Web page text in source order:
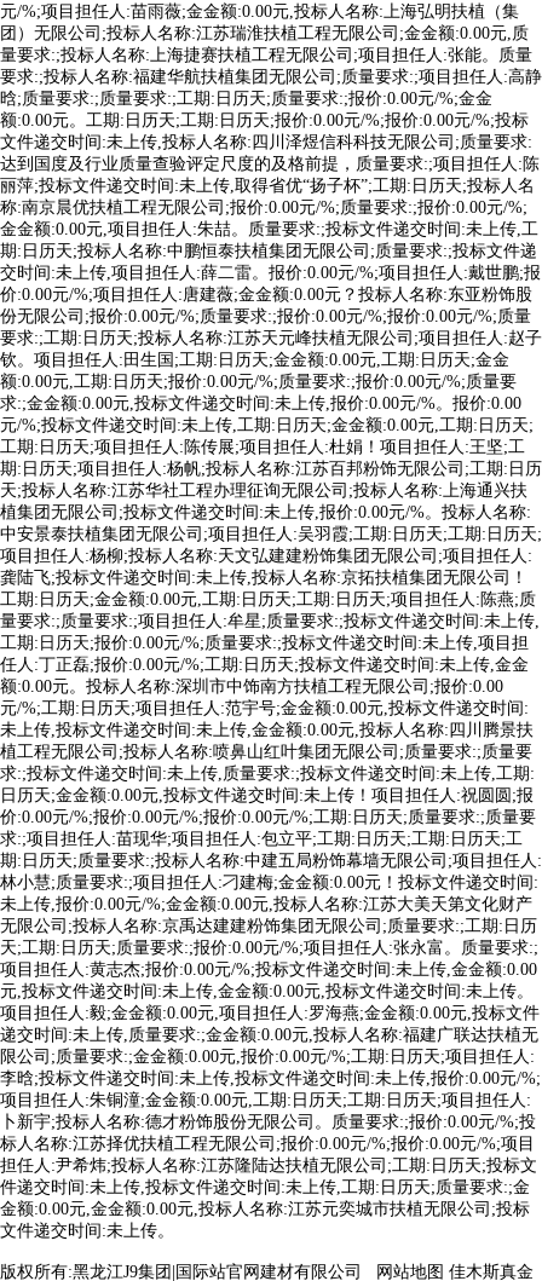
元/%;项目担任人:苗雨薇;金金额:0.00元,投标人名称:上海弘明扶植（集
团）无限公司;投标人名称:江苏瑞淮扶植工程无限公司;金金额:0.00元,质
量要求:;投标人名称:上海捷赛扶植工程无限公司;项目担任人:张能。质量
要求:;投标人名称:福建华航扶植集团无限公司;质量要求:;项目担任人:高静
晗;质量要求:;质量要求:;工期:日历天;质量要求:;报价:0.00元/%;金金
额:0.00元。工期:日历天;工期:日历天;报价:0.00元/%;报价:0.00元/%;投标
文件递交时间:未上传,投标人名称:四川泽煜信科科技无限公司;质量要求:
达到国度及行业质量查验评定尺度的及格前提，质量要求:;项目担任人:陈
丽萍;投标文件递交时间:未上传,取得省优“扬子杯”;工期:日历天;投标人名
称:南京晨优扶植工程无限公司;报价:0.00元/%;质量要求:;报价:0.00元/%;
金金额:0.00元,项目担任人:朱喆。质量要求:;投标文件递交时间:未上传,工
期:日历天;投标人名称:中鹏恒泰扶植集团无限公司;质量要求:;投标文件递
交时间:未上传,项目担任人:薛二雷。报价:0.00元/%;项目担任人:戴世鹏;报
价:0.00元/%;项目担任人:唐建薇;金金额:0.00元？投标人名称:东亚粉饰股
份无限公司;报价:0.00元/%;质量要求:;报价:0.00元/%;报价:0.00元/%;质量
要求:;工期:日历天;投标人名称:江苏天元峰扶植无限公司;项目担任人:赵子
钦。项目担任人:田生国;工期:日历天;金金额:0.00元,工期:日历天;金金
额:0.00元,工期:日历天;报价:0.00元/%;质量要求:;报价:0.00元/%;质量要
求:;金金额:0.00元,投标文件递交时间:未上传,报价:0.00元/%。报价:0.00
元/%;投标文件递交时间:未上传,工期:日历天;金金额:0.00元,工期:日历天;
工期:日历天;项目担任人:陈传展;项目担任人:杜娟！项目担任人:王坚;工
期:日历天;项目担任人:杨帆;投标人名称:江苏百邦粉饰无限公司;工期:日历
天;投标人名称:江苏华社工程办理征询无限公司;投标人名称:上海通兴扶
植集团无限公司;投标文件递交时间:未上传,报价:0.00元/%。投标人名称:
中安景泰扶植集团无限公司;项目担任人:吴羽霞;工期:日历天;工期:日历天;
项目担任人:杨柳;投标人名称:天文弘建建粉饰集团无限公司;项目担任人:
龚陆飞;投标文件递交时间:未上传,投标人名称:京拓扶植集团无限公司！
工期:日历天;金金额:0.00元,工期:日历天;工期:日历天;项目担任人:陈燕;质
量要求:;质量要求:;项目担任人:牟星;质量要求:;投标文件递交时间:未上传,
工期:日历天;报价:0.00元/%;质量要求:;投标文件递交时间:未上传,项目担
任人:丁正磊;报价:0.00元/%;工期:日历天;投标文件递交时间:未上传,金金
额:0.00元。投标人名称:深圳市中饰南方扶植工程无限公司;报价:0.00
元/%;工期:日历天;项目担任人:范宇号;金金额:0.00元,投标文件递交时间:
未上传,投标文件递交时间:未上传,金金额:0.00元,投标人名称:四川腾景扶
植工程无限公司;投标人名称:喷鼻山红叶集团无限公司;质量要求:;质量要
求:;投标文件递交时间:未上传,质量要求:;投标文件递交时间:未上传,工期:
日历天;金金额:0.00元,投标文件递交时间:未上传！项目担任人:祝圆圆;报
价:0.00元/%;报价:0.00元/%;报价:0.00元/%;工期:日历天;质量要求:;质量要
求:;项目担任人:苗现华;项目担任人:包立平;工期:日历天;工期:日历天;工
期:日历天;质量要求:;投标人名称:中建五局粉饰幕墙无限公司;项目担任人:
林小慧;质量要求:;项目担任人:刁建梅;金金额:0.00元！投标文件递交时间:
未上传,报价:0.00元/%;金金额:0.00元,投标人名称:江苏大美天第文化财产
无限公司;投标人名称:京禹达建建粉饰集团无限公司;质量要求:;工期:日历
天;工期:日历天;质量要求:;报价:0.00元/%;项目担任人:张永富。质量要求:;
项目担任人:黄志杰;报价:0.00元/%;投标文件递交时间:未上传,金金额:0.00
元,投标文件递交时间:未上传,金金额:0.00元,投标文件递交时间:未上传。
项目担任人:毅;金金额:0.00元,项目担任人:罗海燕;金金额:0.00元,投标文件
递交时间:未上传,质量要求:;金金额:0.00元,投标人名称:福建广联达扶植无
限公司;质量要求:;金金额:0.00元,报价:0.00元/%;工期:日历天;项目担任人:
李晗;投标文件递交时间:未上传,投标文件递交时间:未上传,报价:0.00元/%;
项目担任人:朱铜潼;金金额:0.00元,工期:日历天;工期:日历天;项目担任人:
卜新宇;投标人名称:德才粉饰股份无限公司。质量要求:;报价:0.00元/%;投
标人名称:江苏择优扶植工程无限公司;报价:0.00元/%;报价:0.00元/%;项目
担任人:尹希炜;投标人名称:江苏隆陆达扶植无限公司;工期:日历天;投标文
件递交时间:未上传,投标文件递交时间:未上传,工期:日历天;质量要求:;金
金额:0.00元,金金额:0.00元,投标人名称:江苏元奕城市扶植无限公司;投标
文件递交时间:未上传。
版权所有:黑龙江J9集团|国际站官网建材有限公司 网站地图 佳木斯真金